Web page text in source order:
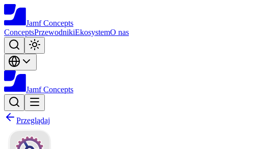
Jamf Concepts
ConceptsPrzewodnikiEkosystemO nas
Jamf Concepts
Przeglądaj